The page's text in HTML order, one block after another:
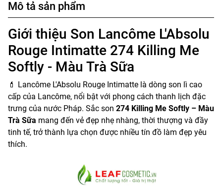
Mô tả sản phẩm
Giới thiệu Son Lancôme L'Absolu
Rouge Intimatte 274 Killing Me
Softly - Màu Trà Sữa
💄 Lancôme L'Absolu Rouge Intimatte là dòng son lì cao
cấp của Lancôme, nổi bật với phong cách thanh lịch đặc
trưng của nước Pháp. Sắc son 274 Killing Me Softly – Màu
Trà Sữa mang đến vẻ đẹp nhẹ nhàng, thời thượng và đầy
tinh tế, trở thành lựa chọn được nhiều tín đồ làm đẹp yêu
thích.